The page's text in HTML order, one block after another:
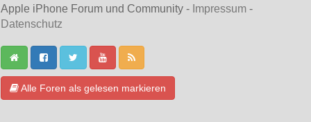
Apple iPhone Forum und Community - Impressum -
Datenschutz
Alle Foren als gelesen markieren